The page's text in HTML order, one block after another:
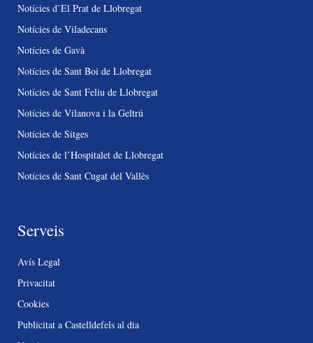
Notícies d’El Prat de Llobregat
Notícies de Viladecans
Notícies de Gavà
Notícies de Sant Boi de Llobregat
Notícies de Sant Feliu de Llobregat
Notícies de Vilanova i la Geltrú
Notícies de Sitges
Notícies de l’Hospitalet de Llobregat
Notícies de Sant Cugat del Vallès
Serveis
Avís Legal
Privacitat
Cookies
Publicitat a Castelldefels al dia